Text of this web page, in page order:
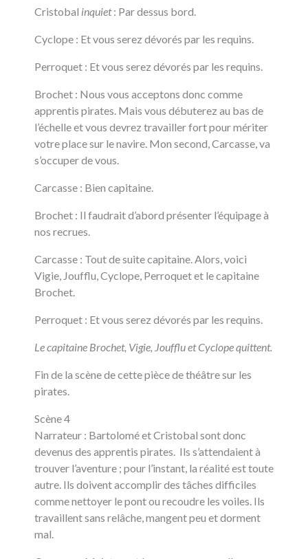
Cristobal inquiet: Par dessus bord.
Cyclope : Et vous serez dévorés par les requins.
Perroquet : Et vous serez dévorés par les requins.
Brochet : Nous vous acceptons donc comme
apprentis pirates. Mais vous débuterez au bas de
l’échelle et vous devrez travailler fort pour mériter
votre place sur le navire. Mon second, Carcasse, va
s’occuper de vous.
Carcasse : Bien capitaine.
Brochet : Il faudrait d’abord présenter l’équipage à
nos recrues.
Carcasse : Tout de suite capitaine. Alors, voici
Vigie, Joufflu, Cyclope, Perroquet et le capitaine
Brochet.
Perroquet : Et vous serez dévorés par les requins.
Le capitaine Brochet, Vigie, Joufflu et Cyclope quittent.
Fin de la scène de cette pièce de théâtre sur les
pirates.
Scène 4
Narrateur : Bartolomé et Cristobal sont donc
devenus des apprentis pirates. Ils s’attendaient à
trouver l’aventure ; pour l’instant, la réalité est toute
autre. Ils doivent accomplir des tâches difficiles
comme nettoyer le pont ou recoudre les voiles. Ils
travaillent sans relâche, mangent peu et dorment
mal.